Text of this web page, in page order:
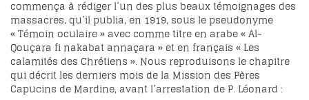
commença à rédiger l’un des plus beaux témoignages des
massacres, qu’il publia, en 1919, sous le pseudonyme
« Témoin oculaire » avec comme titre en arabe « Al-
Qouçara fi nakabat annaçara » et en français « Les
calamités des Chrétiens ». Nous reproduisons le chapitre
qui décrit les derniers mois de la Mission des Pères
Capucins de Mardine, avant l’arrestation de P. Léonard :